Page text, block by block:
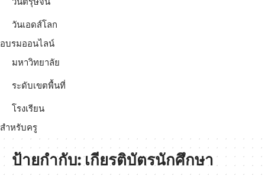
วันเอดส์โลก
อบรมออนไลน์
มหาวิทยาลัย
ระดับเขตพื้นที่
โรงเรียน
สำหรับครู
ป้ายกำกับ:เกียรติบัตรนักศึกษา